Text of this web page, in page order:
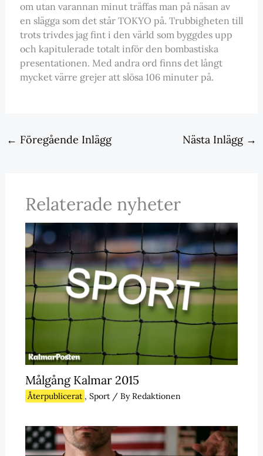
om utan varannan minut träffas man på näsan av
en slägga som det står TOKYO på. Trubbigheten till
trots trivdes jag fint i den värld som byggdes upp
och kapitulerade totalt inför den bombastiska
presentationen. Med andra ord finns det långt
mycket värre grejer att slösa 106 minuter på.
← Föregående Inlägg Nästa Inlägg →
Relaterade nyheter
Målgång Kalmar 2015
Återpublicerat , Sport/ ByRedaktionen